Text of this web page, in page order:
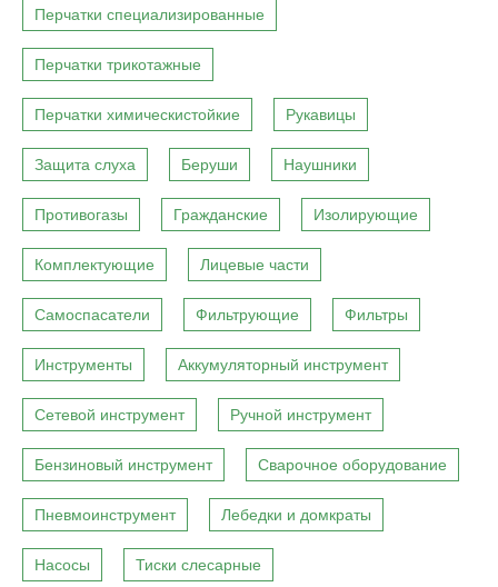
Перчатки специализированные
Перчатки трикотажные
Перчатки химическистойкие Рукавицы
Защита слуха Беруши Наушники
Противогазы Гражданские Изолирующие
Комплектующие Лицевые части
Самоспасатели Фильтрующие Фильтры
Инструменты Аккумуляторный инструмент
Сетевой инструмент Ручной инструмент
Бензиновый инструмент Сварочное оборудование
Пневмоинструмент Лебедки и домкраты
Насосы Тиски слесарные